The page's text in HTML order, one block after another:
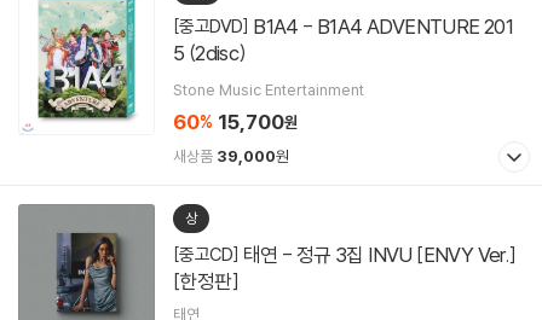
[중고DVD]
5 (2disc)
Stone Music Entertainment
60% 15,700원
새상품 39,000원
상
[중고CD]
[한정판]
태연